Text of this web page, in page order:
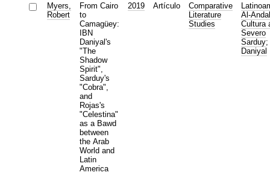
Myers,
Robert
From Cairo
to
Camagüey:
IBN
Daniyal's
"The
Shadow
Spirit",
Sarduy's
"Cobra",
and
Rojas's
"Celestina"
as a Bawd
between
the Arab
World and
Latin
America
2019 Artículo
Comparative
Literature
Studies
Al-
Cultura
Severo
Sarduy;
Daniyal